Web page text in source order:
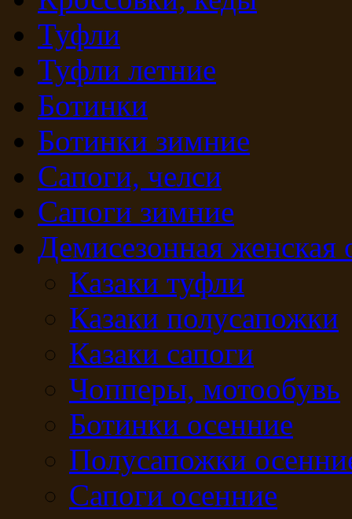
Туфли
Туфли летние
Ботинки
Ботинки зимние
Сапоги, челси
Сапоги зимние
Демисезонная женская
Казаки туфли
Казаки полусапожки
Казаки сапоги
Чопперы, мотообувь
Ботинки осенние
Полусапожки
Сапоги осенние